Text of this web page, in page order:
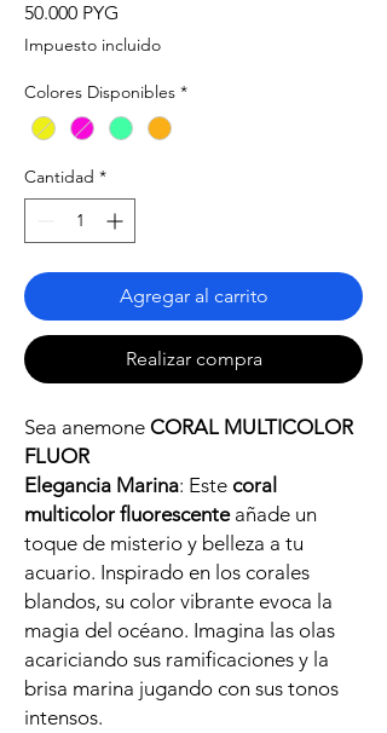
50.000 PYG
Impuesto incluido
Colores Disponibles *
Cantidad *
Agregar al carrito
Realizar compra
Sea anemone CORAL MULTICOLOR
FLUOR
Elegancia Marina: Este coral
multicolor fluorescenteañade un
toque de misterio y belleza a tu
acuario. Inspirado en los corales
blandos, su color vibrante evoca la
magia del océano. Imagina las olas
acariciando sus ramificaciones y la
brisa marina jugando con sus tonos
intensos.